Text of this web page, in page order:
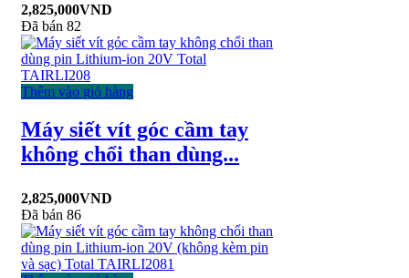
2,825,000VND
Đã bán 82
Thêm vào giỏ hàng
Máy siết vít góc cầm tay
không chổi than dùng...
2,825,000VND
Đã bán 86